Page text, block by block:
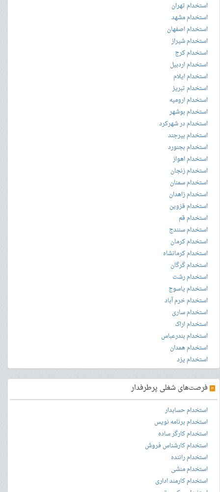
استخدام تهران
استخدام مشهد
استخدام اصفهان
استخدام شیراز
استخدام کرج
استخدام اردبیل
استخدام ایلام
استخدام تبریز
استخدام ارومیه
استخدام بوشهر
استخدام در شهرکرد
استخدام بیرجند
استخدام بجنورد
استخدام اهواز
استخدام زنجان
استخدام سمنان
استخدام زاهدان
استخدام قزوین
استخدام قم
استخدام سنندج
استخدام کرمان
استخدام کرمانشاه
استخدام گرگان
استخدام رشت
استخدام یاسوج
استخدام خرم آباد
استخدام ساری
استخدام اراک
استخدام بندرعباس
استخدام همدان
استخدام یزد
» فرصت‌های شغلی پرطرفدار
استخدام حسابدار
استخدام برنامه نویس
استخدام کارگر ساده
استخدام کارشناس فروش
استخدام راننده
استخدام منشی
استخدام کارمند اداری